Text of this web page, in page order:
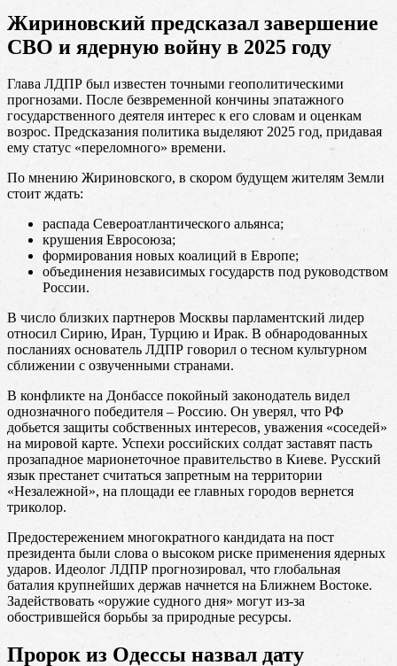
Жириновский предсказал завершение
СВО и ядерную войну в 2025 году
Глава ЛДПР был известен точными геополитическими
прогнозами. После безвременной кончины эпатажного
государственного деятеля интерес к его словам и оценкам
возрос. Предсказания политика выделяют 2025 год, придавая
ему статус «переломного» времени.
По мнению Жириновского, в скором будущем жителям Земли
стоит ждать:
распада Североатлантического альянса;
крушения Евросоюза;
формирования новых коалиций в Европе;
объединения независимых государств под руководством
России.
В число близких партнеров Москвы парламентский лидер
относил Сирию, Иран, Турцию и Ирак. В обнародованных
посланиях основатель ЛДПР говорил о тесном культурном
сближении с озвученными странами.
В конфликте на Донбассе покойный законодатель видел
однозначного победителя – Россию. Он уверял, что РФ
добьется защиты собственных интересов, уважения «соседей»
на мировой карте. Успехи российских солдат заставят пасть
прозападное марионеточное правительство в Киеве. Русский
язык престанет считаться запретным на территории
«Незалежной», на площади ее главных городов вернется
триколор.
Предостережением многократного кандидата на пост
президента были слова о высоком риске применения ядерных
ударов. Идеолог ЛДПР прогнозировал, что глобальная
баталия крупнейших держав начнется на Ближнем Востоке.
Задействовать «оружие судного дня» могут из-за
обострившейся борьбы за природные ресурсы.
Пророк из Одессы назвал дату